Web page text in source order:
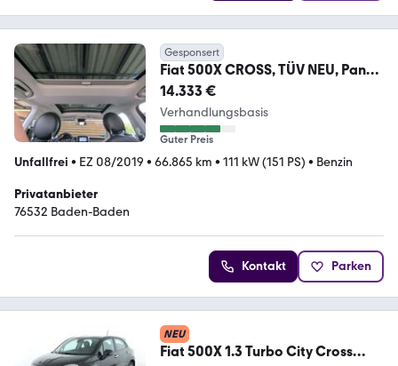
Gesponsert
Fiat 500X CROSS, TÜV NEU, Pano-
Dach, Inspektion neu
14.333 €
Verhandlungsbasis
Guter Preis
Unfallfrei • EZ 08/2019 • 66.865 km • 111 kW (151 PS) • Benzin
Privatanbieter
76532 Baden-Baden
Kontakt Parken
NEU
Fiat 500X 1.3 Turbo City Cross